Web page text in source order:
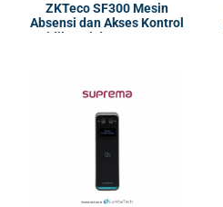
ZKTeco SF300 Mesin
Absensi dan Akses Kontrol
| Sidik Jari dan Kartu RFID